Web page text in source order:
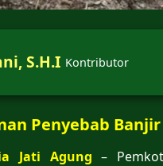
S.H.I Kontributor
Penyebab
Jati Agung –